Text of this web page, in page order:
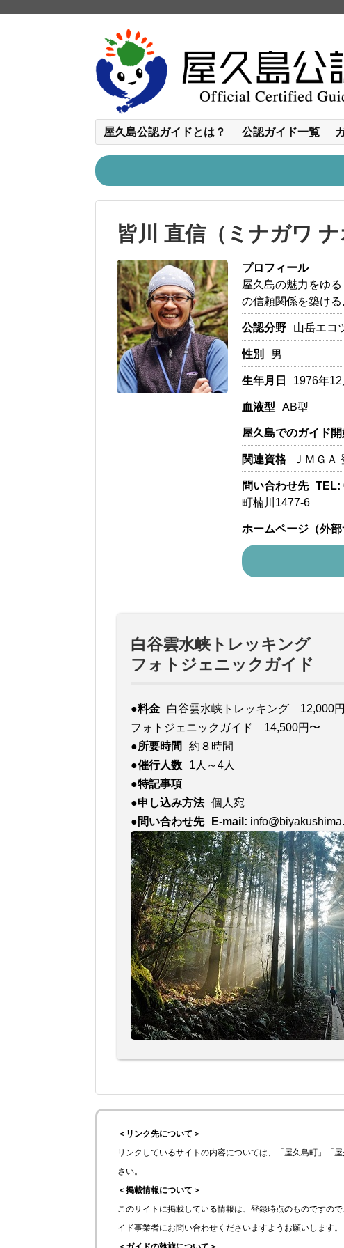
屋久島公認ガイドとは？ 公認ガイド一覧
皆川 直信（ミナガワ ナ
プロフィール
屋久島の魅力をゆ
の信頼関係を築け
公認分野 山岳エコ
性別 男
生年月日 1976年12
血液型 AB型
屋久島でのガイド
関連資格 ＪＭＧ
問い合わせ先 TEL:
町楠川1477-6
ホームページ（外部
白谷雲水峡トレッキング
フォトジェニックガイド
●料金
白谷雲水峡トレッキング 12,000
フォトジェニックガイド 14,500円〜
●所要時間
約８時間
●催行人数
1人～4人
●特記事項
●申し込み方法 個人宛
●問い合わせ先
E-mail:
＜リンク先について＞
リンクしているサイトの内容については、「屋久島町」「
さい。
＜掲載情報について＞
このサイトに掲載している情報は、登録時点のものですの
イド事業者にお問い合わせくださいますようお願いします。